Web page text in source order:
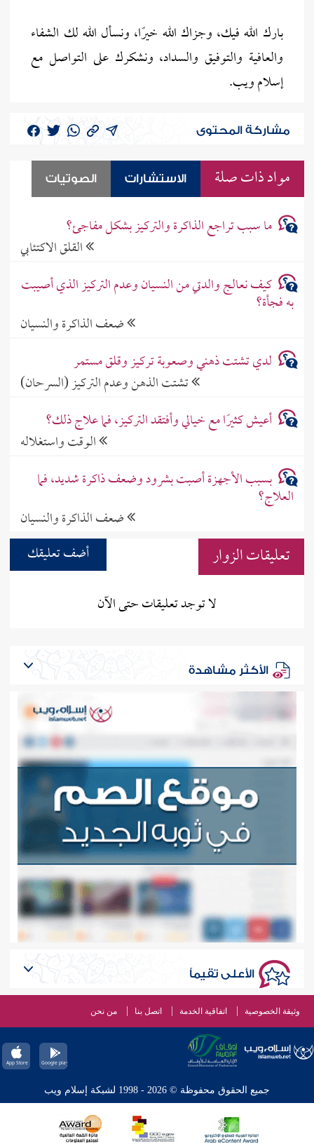
بارك الله فيك، وجزاك الله خيرًا، ونسأل الله لك الشفاء
والعافية والتوفيق والسداد، ونشكرك على التواصل مع
إسلام ويب.
مشاركة المحتوى
مواد ذات صلة الاستشارات الصوتيات
ما سبب تراجع الذاكرة والتركيز بشكل مفاجئ؟
القلق الاكتئابي
كيف نعالج والدتي من النسيان وعدم التركيز الذي أصيبت
به فجأة؟
ضعف الذاكرة والنسيان
لدي تشتت ذهني وصعوبة تركيز وقلق مستمر
تشتت الذهن وعدم التركيز (السرحان)
أعيش كثيرًا مع خيالي وأفتقد التركيز، فما علاج ذلك؟
الوقت واستغلاله
بسبب الأجهزة أصبت بشرود وضعف ذاكرة شديد، فما
العلاج؟
ضعف الذاكرة والنسيان
تعليقات الزوار
أضف تعليقك
لا توجد تعليقات حتى الآن
الأكثر مشاهدة
الأعلى تقيماً
وثيقة الخصوصية اتفاقية الخدمة اتصل بنا من نحن
جميع الحقوق محفوظة © 2026 - 1998 لشبكة إسلام ويب